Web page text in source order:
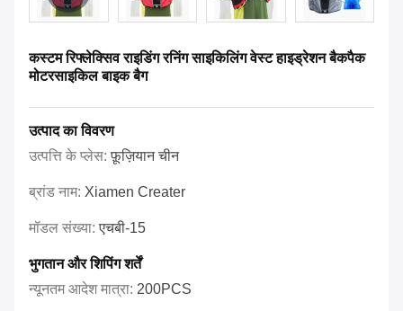
कस्टम रिफ्लेक्सिव राइडिंग रनिंग साइकिलिंग वेस्ट हाइड्रेशन बैकपैक
मोटरसाइकिल बाइक बैग
उत्पाद का विवरण
उत्पत्ति के प्लेस:फ़ूज़ियान चीन
ब्रांड नाम: Xiamen Creater
मॉडल संख्या:एचबी-15
भुगतान और शिपिंग शर्तें
न्यूनतम आदेश मात्रा: 200PCS